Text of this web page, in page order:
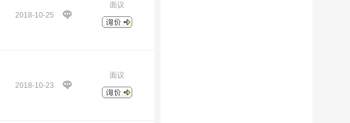
2018-10-25
面议
2018-10-23
面议